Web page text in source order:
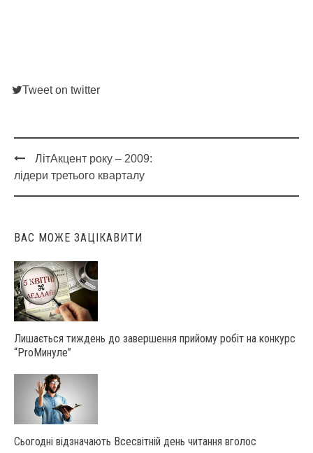
Tweet on twitter
Post
navigation
ЛітАкцент року – 2009:
лідери третього кварталу
ВАС МОЖЕ ЗАЦІКАВИТИ
Лишається тиждень до завершення прийому робіт на конкурс
“ProМинуле”
Сьогодні відзначають Всесвітній день читання вголос